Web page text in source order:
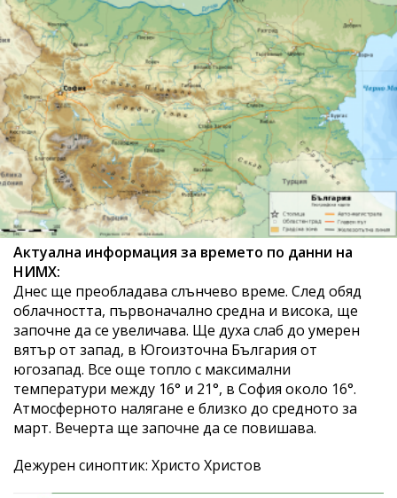
Актуална информация за времето по данни на
НИМХ:
Днес ще преобладава слънчево време. След обяд
облачността, първоначално средна и висока, ще
започне да се увеличава. Ще духа слаб до умерен
вятър от запад, в Югоизточна България от
югозапад. Все още топло с максимални
температури между 16° и 21°, в София около 16°.
Атмосферното налягане е близко до средното за
март. Вечерта ще започне да се повишава.
Дежурен синоптик: Христо Христов